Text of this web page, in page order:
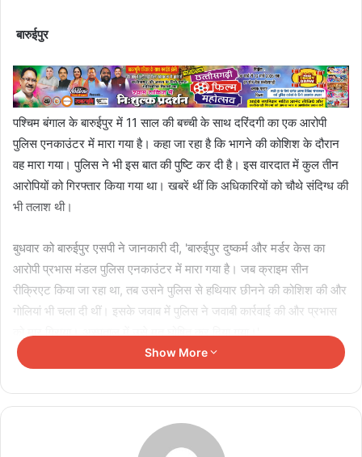
बारुईपुर
पश्चिम बंगाल के बारुईपुर में 11 साल की बच्ची के साथ दरिंदगी का एक आरोपी
पुलिस एनकाउंटर में मारा गया है। कहा जा रहा है कि भागने की कोशिश के दौरान
वह मारा गया। पुलिस ने भी इस बात की पुष्टि कर दी है। इस वारदात में कुल तीन
आरोपियों को गिरफ्तार किया गया था। खबरें थीं कि अधिकारियों को चौथे संदिग्ध की
भी तलाश थी।
बुधवार को बारुईपुर एसपी ने जानकारी दी, 'बारुईपुर दुष्कर्म और मर्डर केस का
आरोपी प्रभास मंडल पुलिस एनकाउंटर में मारा गया है। जब क्राइम सीन
रीक्रिएट किया जा रहा था, तब उसने पुलिस से हथियार छीनने की कोशिश की और
गोलियां भी चला दी थीं। इसके जवाब में पुलिस ने जवाबी कार्रवाई की और प्रभास
को मार गिराया। अस्पताल में उसे मृत घोषित कर दिया गया।'
हमेशा याद रखूंगा यह मुलाकात’: राघव चड्ढा ने पीएम नरेंद्र
मोदी से की मुलाकात, दिया खास सरप्राइज गिफ्ट
Show More